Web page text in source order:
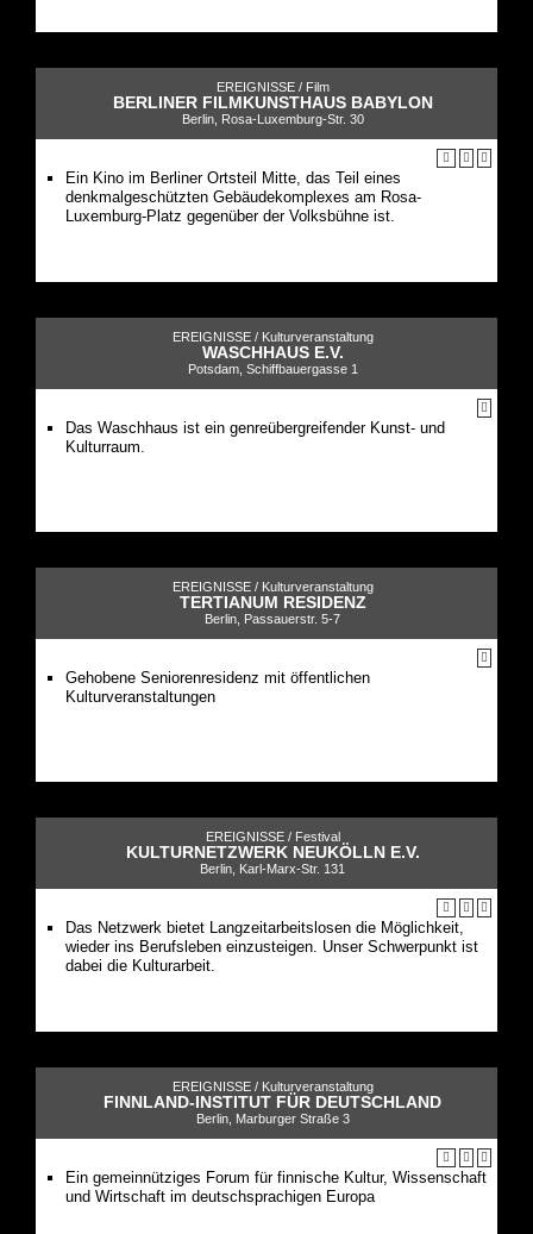
EREIGNISSE / Film
BERLINER FILMKUNSTHAUS BABYLON
Berlin, Rosa-Luxemburg-Str. 30
Ein Kino im Berliner Ortsteil Mitte, das Teil eines
denkmalgeschützten Gebäudekomplexes am Rosa-
Luxemburg-Platz gegenüber der Volksbühne ist.
EREIGNISSE / Kulturveranstaltung
WASCHHAUS E.V.
Potsdam, Schiffbauergasse 1
Das Waschhaus ist ein genreübergreifender Kunst- und
Kulturraum.
EREIGNISSE / Kulturveranstaltung
TERTIANUM RESIDENZ
Berlin, Passauerstr. 5-7
Gehobene Seniorenresidenz mit öffentlichen
Kulturveranstaltungen
EREIGNISSE / Festival
KULTURNETZWERK NEUKÖLLN E.V.
Berlin, Karl-Marx-Str. 131
Das Netzwerk bietet Langzeitarbeitslosen die Möglichkeit,
wieder ins Berufsleben einzusteigen. Unser Schwerpunkt ist
dabei die Kulturarbeit.
EREIGNISSE / Kulturveranstaltung
FINNLAND-INSTITUT FÜR DEUTSCHLAND
Berlin, Marburger Straße 3
Ein gemeinnütziges Forum für finnische Kultur, Wissenschaft
und Wirtschaft im deutschsprachigen Europa